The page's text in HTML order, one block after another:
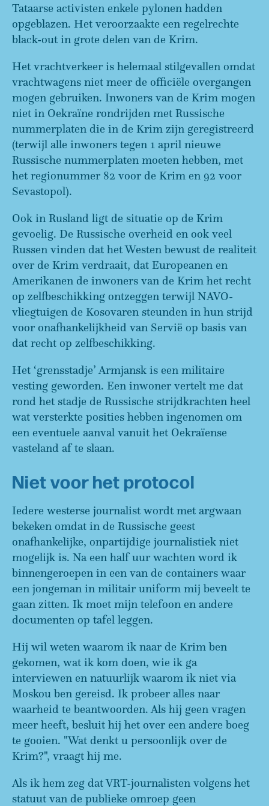
Tataarse activisten enkele pylonen hadden
opgeblazen. Het veroorzaakte een regelrechte
black-out in grote delen van de Krim.
Het vrachtverkeer is helemaal stilgevallen omdat
vrachtwagens niet meer de officiële overgangen
mogen gebruiken. Inwoners van de Krim mogen
niet in Oekraïne rondrijden met Russische
nummerplaten die in de Krim zijn geregistreerd
(terwijl alle inwoners tegen 1 april nieuwe
Russische nummerplaten moeten hebben, met
het regionummer 82 voor de Krim en 92 voor
Sevastopol).
Ook in Rusland ligt de situatie op de Krim
gevoelig. De Russische overheid en ook veel
Russen vinden dat het Westen bewust de realiteit
over de Krim verdraait, dat Europeanen en
Amerikanen de inwoners van de Krim het recht
op zelfbeschikking ontzeggen terwijl NAVO-
vliegtuigen de Kosovaren steunden in hun strijd
voor onafhankelijkheid van Servië op basis van
dat recht op zelfbeschikking.
Het ‘grensstadje’ Armjansk is een militaire
vesting geworden. Een inwoner vertelt me dat
rond het stadje de Russische strijdkrachten heel
wat versterkte posities hebben ingenomen om
een eventuele aanval vanuit het Oekraïense
vasteland af te slaan.
Niet voor het protocol
Iedere westerse journalist wordt met argwaan
bekeken omdat in de Russische geest
onafhankelijke, onpartijdige journalistiek niet
mogelijk is. Na een half uur wachten word ik
binnengeroepen in een van de containers waar
een jongeman in militair uniform mij beveelt te
gaan zitten. Ik moet mijn telefoon en andere
documenten op tafel leggen.
Hij wil weten waarom ik naar de Krim ben
gekomen, wat ik kom doen, wie ik ga
interviewen en natuurlijk waarom ik niet via
Moskou ben gereisd. Ik probeer alles naar
waarheid te beantwoorden. Als hij geen vragen
meer heeft, besluit hij het over een andere boeg
te gooien. "Wat denkt u persoonlijk over de
Krim?", vraagt hij me.
Als ik hem zeg dat VRT-journalisten volgens het
statuut van de publieke omroep geen